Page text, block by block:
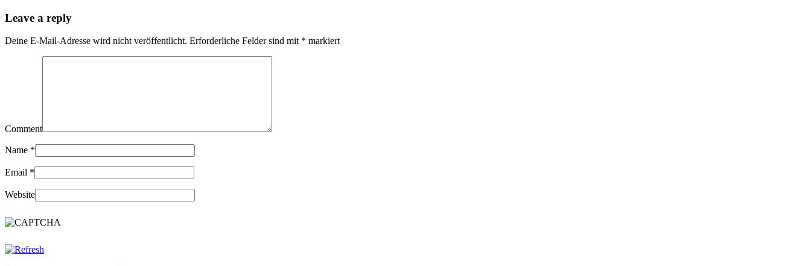
Leave a reply
Deine E-Mail-Adresse wird nicht veröffentlicht. Erforderliche Felder sind mit * markiert
Comment
Name *
Email *
Website